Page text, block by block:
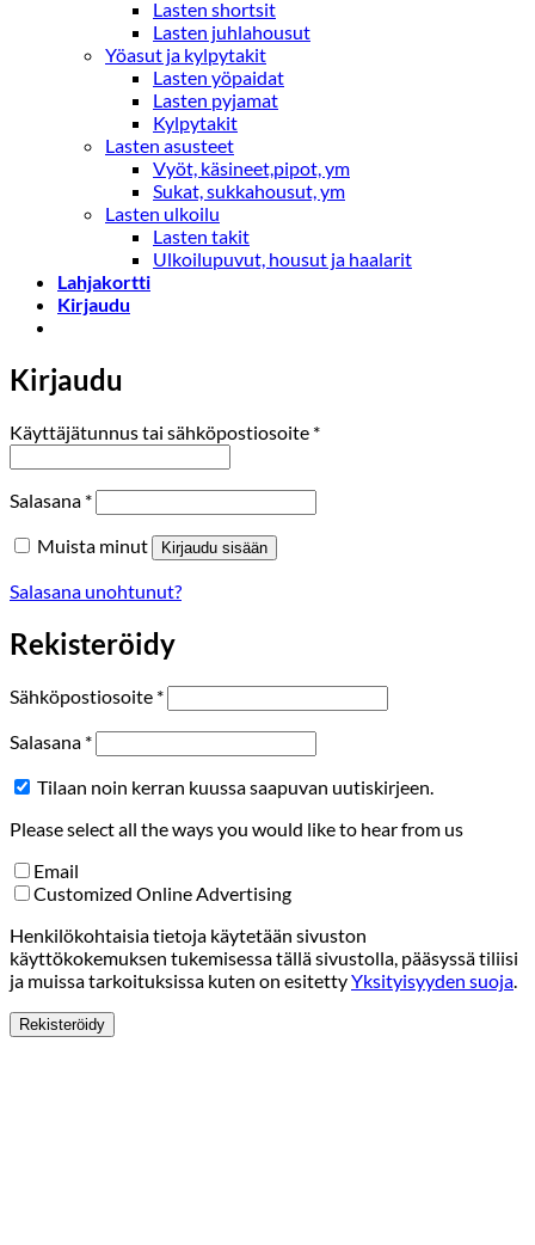
Lasten shortsit
Lasten juhlahousut
Yöasut ja kylpytakit
Lasten yöpaidat
Lasten pyjamat
Kylpytakit
Lasten asusteet
Vyöt, käsineet,pipot, ym
Sukat, sukkahousut, ym
Lasten ulkoilu
Lasten takit
Ulkoilupuvut, housut ja haalarit
Lahjakortti
Kirjaudu
Kirjaudu
Käyttäjätunnus tai sähköpostiosoite *Vaaditaan
Salasana *Vaaditaan
Muista minut Kirjaudu sisään
Salasana unohtunut?
Rekisteröidy
Sähköpostiosoite *Vaaditaan
Salasana *Vaaditaan
Tilaan noin kerran kuussa saapuvan uutiskirjeen.
Please select all the ways you would like to hear from us
Email
Customized Online Advertising
Henkilökohtaisia tietoja käytetään sivuston
käyttökokemuksen tukemisessa tällä sivustolla, pääsyssä tiliisi
ja muissa tarkoituksissa kuten on esitettyYksityisyyden suoja
Rekisteröidy